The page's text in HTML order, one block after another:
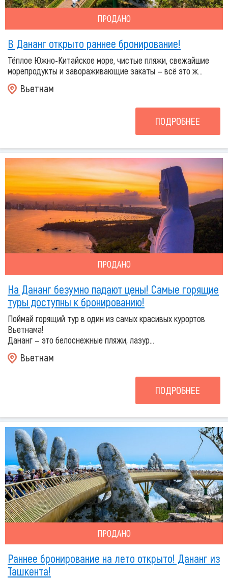
ПРОДАНО
В Дананг открыто раннее бронирование!
Тёплое Южно-Китайское море, чистые пляжи, свежайшие
морепродукты и завораживающие закаты — всё это ж...
Вьетнам
ПОДРОБНЕЕ
ПРОДАНО
На Дананг безумно падают цены! Самые горящие
туры доступны к бронированию!
Поймай горящий тур в один из самых красивых курортов
Вьетнама!
Дананг — это белоснежные пляжи, лазур...
Вьетнам
ПОДРОБНЕЕ
ПРОДАНО
Раннее бронирование на лето открыто! Дананг из
Ташкента!